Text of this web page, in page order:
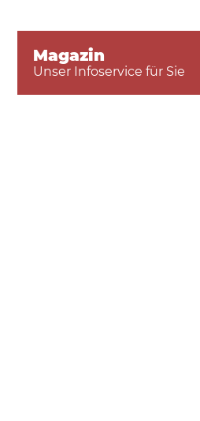
Magazin
Unser Infoservice für Sie